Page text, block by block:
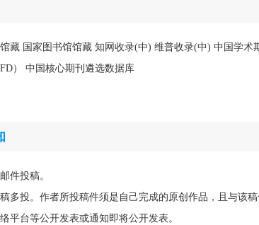
藏 国家图书馆馆藏 知网收录(中) 维普收录(中) 中国学术
） 中国核心期刊遴选数据库
件投稿。
多投。作者所投稿件须是自己完成的原创作品，且与该
平台等公开发表或通知即将公开发表。